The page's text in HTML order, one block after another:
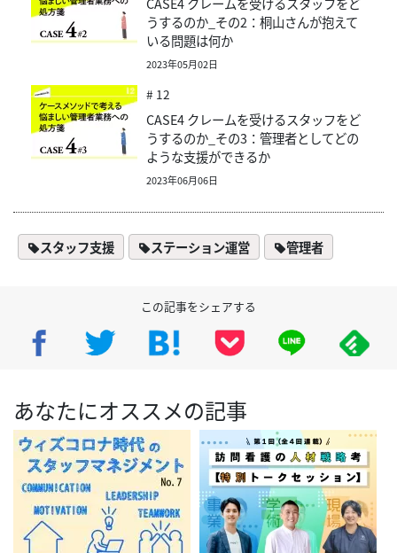
うするのか_その2：桐山さんが抱えて
いる問題は何か
2023年05月02日
# 12
CASE4 クレームを受けるスタッフをど
うするのか_その3：管理者としてどの
ような支援ができるか
2023年06月06日
スタッフ支援 ステーション運営 管理者
この記事をシェアする
あなたにオススメの記事